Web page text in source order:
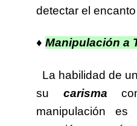
detectar el
♦ Manipulación a
La habilidad de
su carisma
manipulación es